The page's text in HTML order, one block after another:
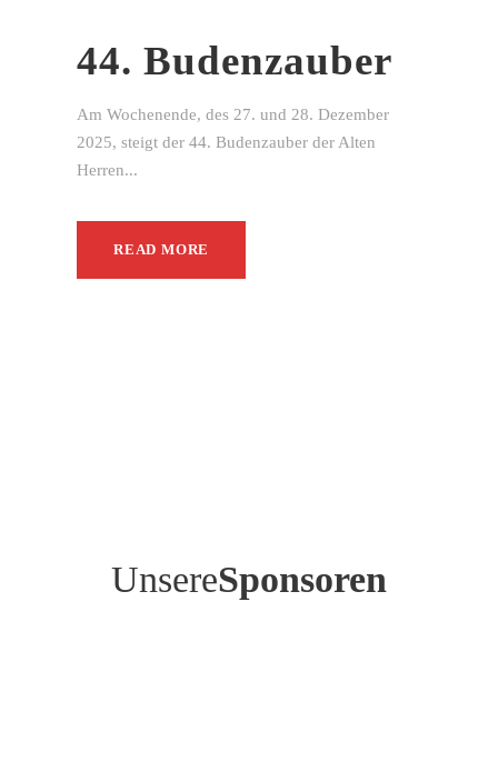
44. Budenzauber
Am Wochenende, des 27. und 28. Dezember
2025, steigt der 44. Budenzauber der Alten
Herren...
READ MORE
UnsereSponsoren